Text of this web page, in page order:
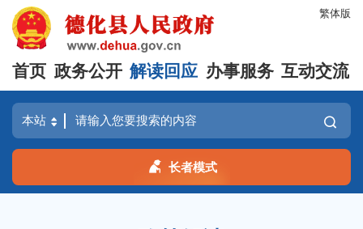
繁体版
首页 政务公开 解读回应 办事服务 互动交流
长者模式